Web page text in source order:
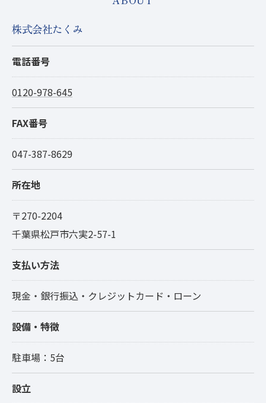
株式会社たくみ
電話番号
0120-978-645
FAX番号
047-387-8629
所在地
〒270-2204
千葉県松戸市六実2-57-1
支払い方法
現金・銀行振込・クレジットカード・ローン
設備・特徴
駐車場：5台
設立